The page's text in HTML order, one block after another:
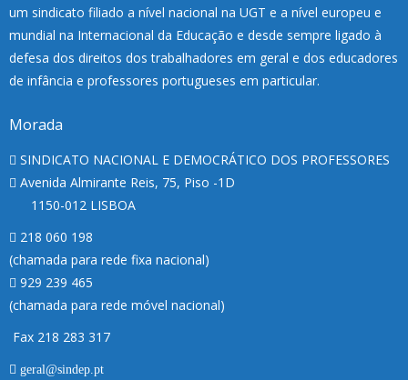
um sindicato filiado a nível nacional na UGT e a nível europeu e
mundial na Internacional da Educação e desde sempre ligado à
defesa dos direitos dos trabalhadores em geral e dos educadores
de infância e professores portugueses em particular.
Morada
SINDICATO NACIONAL E DEMOCRÁTICO DOS PROFESSORES
Avenida Almirante Reis, 75, Piso -1D
1150-012 LISBOA
218 060 198
(chamada para rede fixa nacional)
929 239 465
(chamada para rede móvel nacional)
Fax 218 283 317
geral@sindep.pt